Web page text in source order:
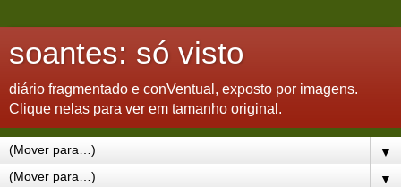
soantes: só visto
diário fragmentado e conVentual, exposto por imagens.
Clique nelas para ver em tamanho original.
▼
▼